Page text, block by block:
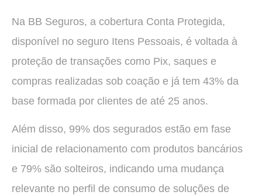
Na BB Seguros, a cobertura Conta Protegida,
disponível no seguro Itens Pessoais, é voltada à
proteção de transações como Pix, saques e
compras realizadas sob coação e já tem 43% da
base formada por clientes de até 25 anos.
Além disso, 99% dos segurados estão em fase
inicial de relacionamento com produtos bancários
e 79% são solteiros, indicando uma mudança
relevante no perfil de consumo de soluções de